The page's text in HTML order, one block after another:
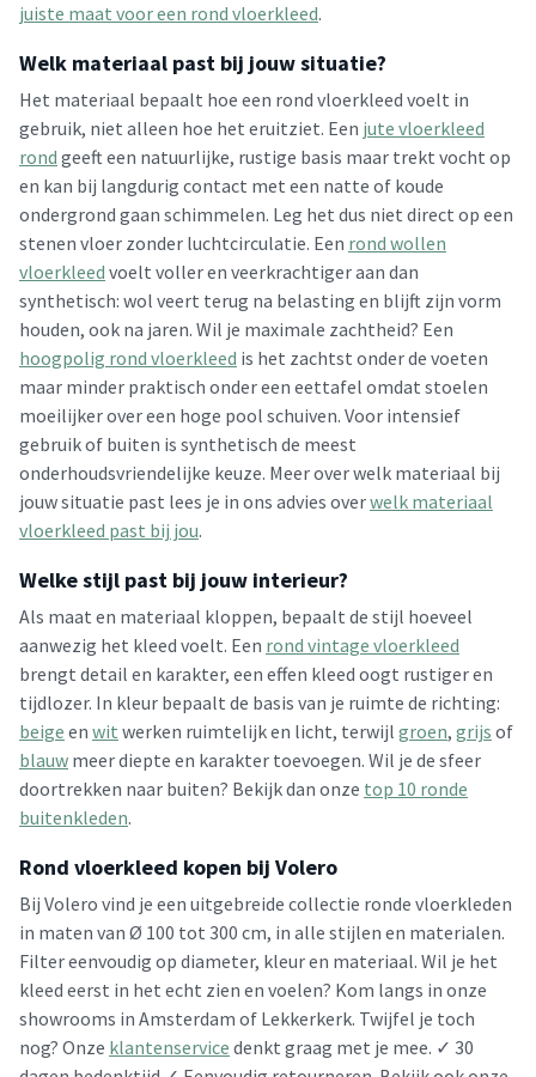
juiste maat voor een rond vloerkleed.
Welk materiaal past bij jouw situatie?
Het materiaal bepaalt hoe een rond vloerkleed voelt in
gebruik, niet alleen hoe het eruitziet. Een jute vloerkleed
rond geeft een natuurlijke, rustige basis maar trekt vocht op
en kan bij langdurig contact met een natte of koude
ondergrond gaan schimmelen. Leg het dus niet direct op een
stenen vloer zonder luchtcirculatie. Een rond wollen
vloerkleed voelt voller en veerkrachtiger aan dan
synthetisch: wol veert terug na belasting en blijft zijn vorm
houden, ook na jaren. Wil je maximale zachtheid? Een
hoogpolig rond vloerkleed is het zachtst onder de voeten
maar minder praktisch onder een eettafel omdat stoelen
moeilijker over een hoge pool schuiven. Voor intensief
gebruik of buiten is synthetisch de meest
onderhoudsvriendelijke keuze. Meer over welk materiaal bij
jouw situatie past lees je in ons advies overwelk materiaal
vloerkleed past bij jou.
Welke stijl past bij jouw interieur?
Als maat en materiaal kloppen, bepaalt de stijl hoeveel
aanwezig het kleed voelt. Een rond vintage vloerkleed
brengt detail en karakter, een effen kleed oogt rustiger en
tijdlozer. In kleur bepaalt de basis van je ruimte de richting:
beige en wit werken ruimtelijk en licht, terwijl groen, grijs of
blauw meer diepte en karakter toevoegen. Wil je de sfeer
doortrekken naar buiten? Bekijk dan onze top 10 ronde
buitenkleden.
Rond vloerkleed kopen bij Volero
Bij Volero vind je een uitgebreide collectie ronde vloerkleden
in maten van Ø 100 tot 300 cm, in alle stijlen en materialen.
Filter eenvoudig op diameter, kleur en materiaal. Wil je het
kleed eerst in het echt zien en voelen? Kom langs in onze
showrooms in Amsterdam of Lekkerkerk. Twijfel je toch
nog? Onze klantenservice denkt graag met je mee. ✓ 30